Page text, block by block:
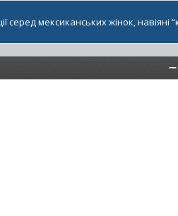
серед мексиканських жінок, навіяні